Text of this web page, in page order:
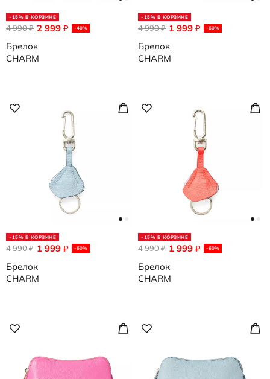
-15% В КОРЗИНЕ
2 999 ₽ -40%
4 990₽
Брелок
CHARM
-15% В КОРЗИНЕ
1 999 ₽ -60%
4 990₽
Брелок
CHARM
-15% В КОРЗИНЕ
1 999 ₽ -60%
4 990₽
Брелок
CHARM
-15% В КОРЗИНЕ
1 999 ₽ -60%
4 990₽
Брелок
CHARM